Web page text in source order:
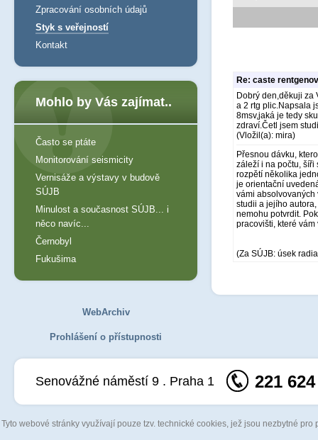
Re: caste
Dobrý den,děkuji za
a 2 rtg plic.Napsala
8msv,jaká je tedy
zdraví.Četl jsem
(Vložil(a): mira)
Přesnou dávku,
záleží i na počtu, šíři
rozpětí několika
je orientační
vámi absolvovaných
studii a jejího
nemohu potvrdit.
pracovišti, které
(Za SÚJB: úsek
Zpracování osobních údajů
Styk s veřejností
Kontakt
Mohlo by Vás zajímat..
Často se ptáte
Monitorování seismicity
Vernisáže a výstavy v budově
SÚJB
Minulost a současnost SÚJB... i
něco navíc...
Černobyl
Fukušima
WebArchiv
Prohlášení o přístupnosti
Senovážné náměstí 9 . Praha 1 221
Tyto webové stránky využívají pouze tzv. technické cookies, jež jsou nezbytné